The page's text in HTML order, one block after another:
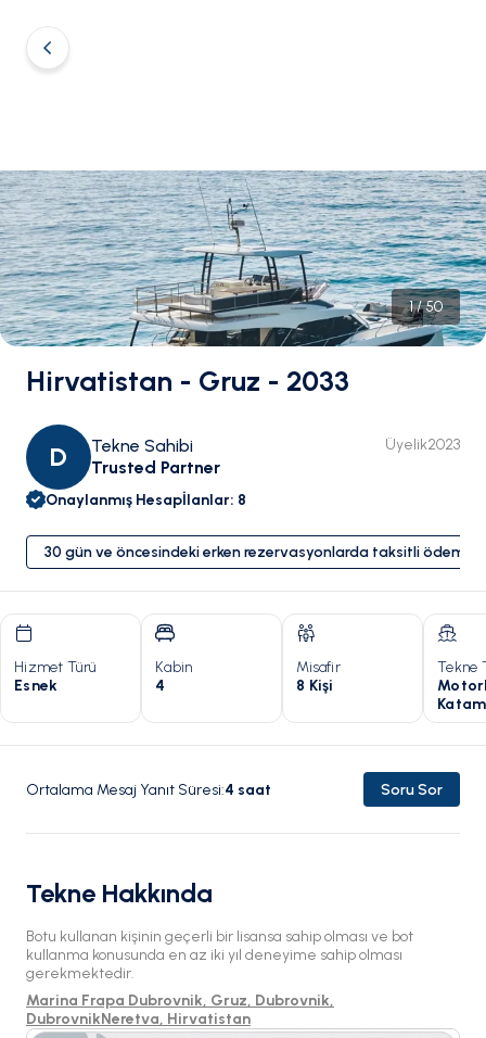
1/50
Hirvatistan - Gruz - 2033
D
Tekne Sahibi
Trusted Partner
Üyelik2023
Onaylanmış Hesapİlanlar: 8
30 gün ve öncesindeki erken rezervasyonlarda taksitli ödeme
Hizmet Türü
Esnek
Kabin
4
Misafir
8 Kişi
Tekne
Ortalama Mesaj Yanıt Süresi:4 saat Soru Sor
Tekne Hakkında
Botu kullanan kişinin geçerli bir lisansa sahip olması ve bot
kullanma konusunda en az iki yıl deneyime sahip olması
gerekmektedir.
Marina Frapa Dubrovnik, Gruz, Dubrovnik,
DubrovnikNeretva, Hirvatistan